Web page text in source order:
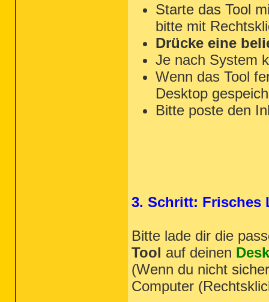
Starte das Tool
bitte mit
Drücke eine
Je nach System
Wenn das Tool
Desktop
Bitte poste den
3. Schritt: Frisches
Bitte lade dir die
Tool auf deinen
(Wenn du nicht
Computer